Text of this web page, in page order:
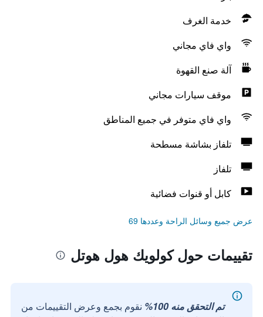
خدمة الغرف
واي فاي مجاني
آلة صنع القهوة
موقف سيارات مجاني
واي فاي متوفر في جميع المناطق
تلفاز بشاشة مسطحة
تلفاز
كابل أو قنوات فضائية
عرض جميع وسائل الراحة وعددها 69
تقييمات حول كولويك هول هوتل
تم التحقق منه 100%
نقوم بجمع وعرض التقييمات من